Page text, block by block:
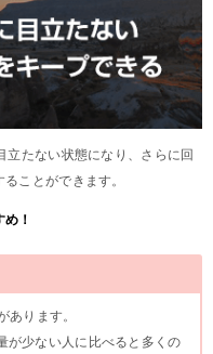
たない状態になり、さらに回
ことができます。
！
あります。
が少ない人に比べると多くの